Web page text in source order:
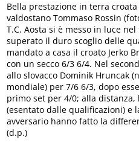
Bella prestazione in terra
valdostano Tommaso Rossin
T.C. Aosta si è messo in luce
superato il duro scoglio delle
mandato a casa il croato Jerko
con un secco 6/3 6/4. Nel
allo slovacco Dominik Hruncak
mondiale) per 7/6 6/3, dopo
primo set per 4/0; alla
(esentato dalle qualificazioni) e
avversario hanno fatto la
(d.p.)